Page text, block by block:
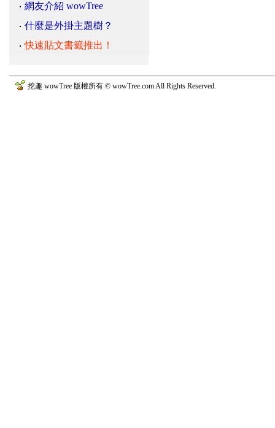
網友介紹 wowTree
什麼是外掛主題樹？
快速貼文書籤推出！
挖趣 wowTree 版權所有 © wowTree.com All Rights Reserved.